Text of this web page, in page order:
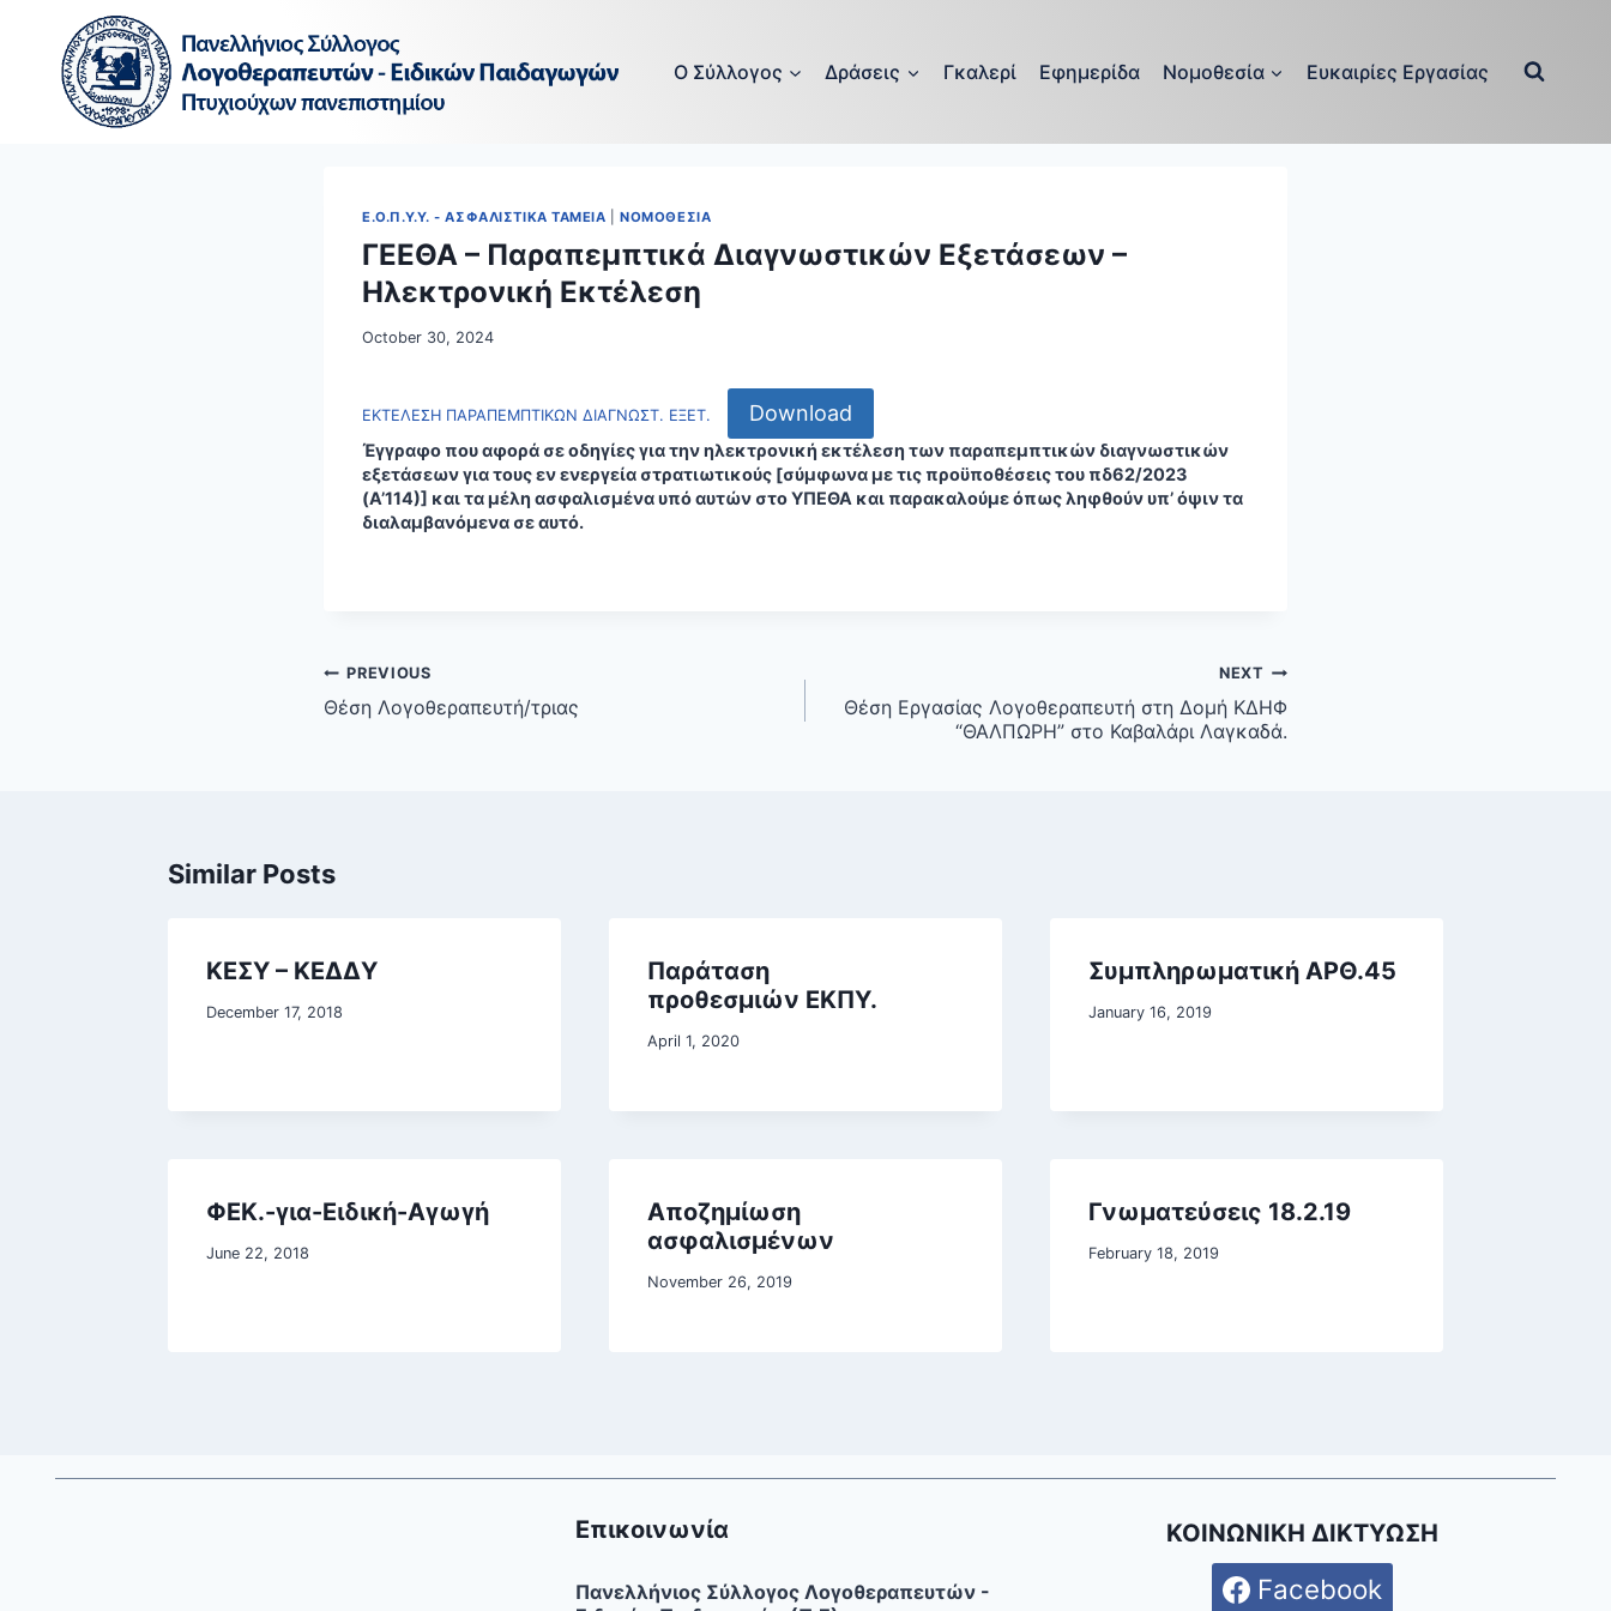
content
O Σύλλογος Δράσεις Γκαλερί Εφημερίδα Νομοθεσία Ευκαιρίες Εργασίας
Ε.Ο.Π.Υ.Υ. - ΑΣΦΑΛΙΣΤΙΚΑ ΤΑΜΕΙΑ |ΝΟΜΟΘΕΣΙΑ
ΓΕΕΘΑ – Παραπεμπτικά Διαγνωστικών Εξετάσεων –
Ηλεκτρονική Εκτέλεση
October 30, 2024
ΕΚΤΕΛΕΣΗ ΠΑΡΑΠΕΜΠΤΙΚΩΝ ΔΙΑΓΝΩΣΤ. ΕΞΕΤ. Download
Έγγραφο που αφορά σε οδηγίες για την ηλεκτρονική εκτέλεση των παραπεμπτικών διαγνωστικών
εξετάσεων για τους εν ενεργεία στρατιωτικούς [σύμφωνα με τις προϋποθέσεις του πδ62/2023
(Α’114)] και τα μέλη ασφαλισμένα υπό αυτών στο ΥΠΕΘΑ και παρακαλούμε όπως ληφθούν υπ’ όψιν τα
διαλαμβανόμενα σε αυτό.
Post
navigation
PREVIOUS
Θέση Λογοθεραπευτή/τριας
NEXT
Θέση Εργασίας Λογοθεραπευτή στη Δομή ΚΔΗΦ
“ΘΑΛΠΩΡΗ” στο Καβαλάρι Λαγκαδά.
Similar Posts
ΚΕΣΥ – ΚΕΔΔΥ
December 17, 2018
Παράταση
προθεσμιών ΕΚΠΥ.
April 1, 2020
Συμπληρωματική ΑΡΘ.45
January 16, 2019
ΦΕΚ.-για-Ειδική-Αγωγή
June 22, 2018
Αποζημίωση
ασφαλισμένων
November 26, 2019
Γνωματεύσεις 18.2.19
February 18, 2019
Επικοινωνία
Πανελλήνιος Σύλλογος Λογοθεραπευτών -
ΚΟΙΝΩΝΙΚΗ ΔΙΚΤΥΩΣΗ
Facebook